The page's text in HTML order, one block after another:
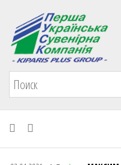
Первая Украинская